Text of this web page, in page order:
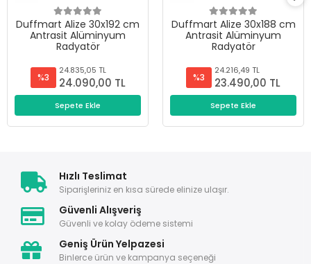
Duffmart Alize 30x192 cm
Antrasit Alüminyum
Radyatör
%3
24.835,05 TL
24.090,00 TL
Sepete Ekle
Duffmart Alize 30x188 cm
Antrasit Alüminyum
Radyatör
%3
24.216,49 TL
23.490,00 TL
Sepete Ekle
Hızlı Teslimat
Siparişleriniz en kısa sürede elinize ulaşır.
Güvenli Alışveriş
Güvenli ve kolay ödeme sistemi
Geniş Ürün Yelpazesi
Binlerce ürün ve kampanya seçeneği